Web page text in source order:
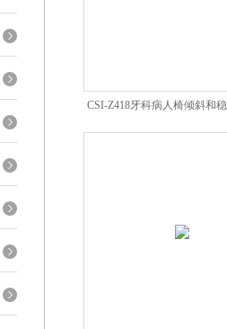
CSI-Z418牙科病人椅倾斜和
置仪